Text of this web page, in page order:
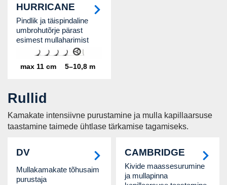
HURRICANE
Pindlik ja täispindaline
umbrohutõrje pärast
esimest mullaharimist
max 11 cm 5–10,8 m
Rullid
Kamakate intensiivne purustamine ja mulla kapillaarsuse
taastamine taimede ühtlase tärkamise tagamiseks.
DV
Mullakamakate tõhusaim
purustaja
CAMBRIDGE
Kivide maassesurumine
ja mullapinna